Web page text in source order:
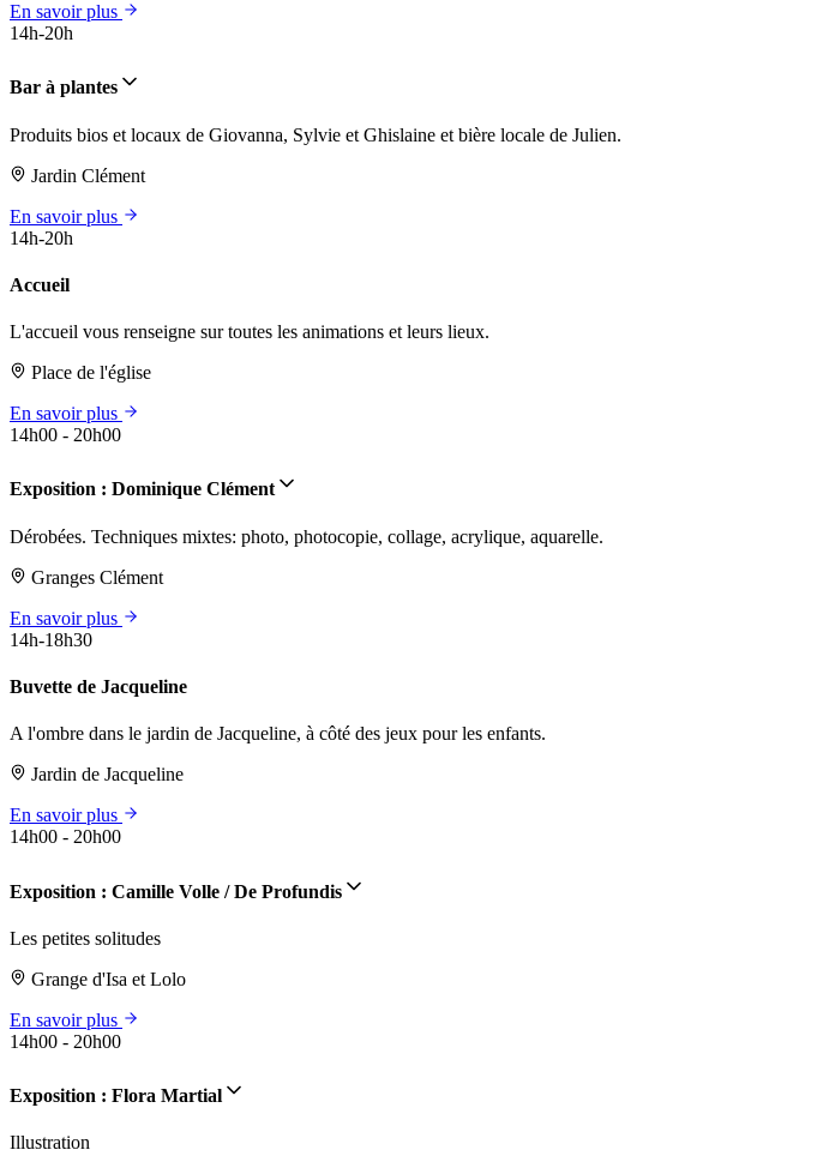
En savoir plus
14h-20h
Bar à plantes
Produits bios et locaux de Giovanna, Sylvie et Ghislaine et bière locale de Julien.
Jardin Clément
En savoir plus
14h-20h
Accueil
L'accueil vous renseigne sur toutes les animations et leurs lieux.
Place de l'église
En savoir plus
14h00 - 20h00
Exposition : Dominique Clément
Dérobées. Techniques mixtes: photo, photocopie, collage, acrylique, aquarelle.
Granges Clément
En savoir plus
14h-18h30
Buvette de Jacqueline
A l'ombre dans le jardin de Jacqueline, à côté des jeux pour les enfants.
Jardin de Jacqueline
En savoir plus
14h00 - 20h00
Exposition : Camille Volle / De Profundis
Les petites solitudes
Grange d'Isa et Lolo
En savoir plus
14h00 - 20h00
Exposition : Flora Martial
Illustration